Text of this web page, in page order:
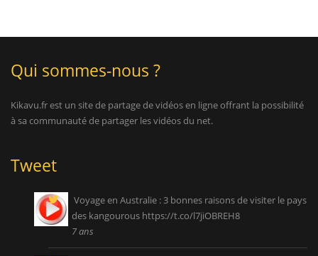
Qui sommes-nous ?
Kikavu.fr est un site de partage de vidéos en ligne offrant la possibilité
à sa communauté de partager les vidéos du net.
Tweet
Voyage en Australie : 3 bonnes raisons de visiter le pays
des kangourous https://t.co/l7jiOBREH8
7 ans